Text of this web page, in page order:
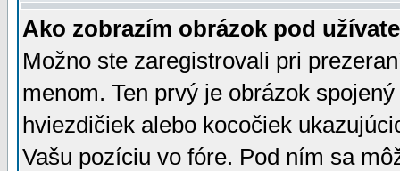
Ako zobrazím obrázok pod
Možno ste zaregistrovali pri
menom. Ten prvý je obrázok
hviezdičiek alebo kocočiek
Vašu pozíciu vo fóre. Pod ním sa